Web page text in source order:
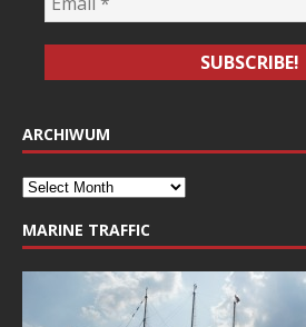
ARCHIWUM
MARINE TRAFFIC